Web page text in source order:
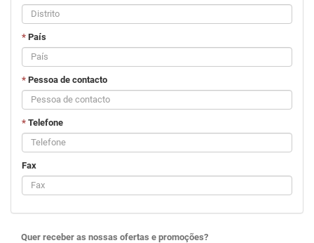
* País
* Pessoa de contacto
* Telefone
Fax
Quer receber as nossas ofertas e promoções?